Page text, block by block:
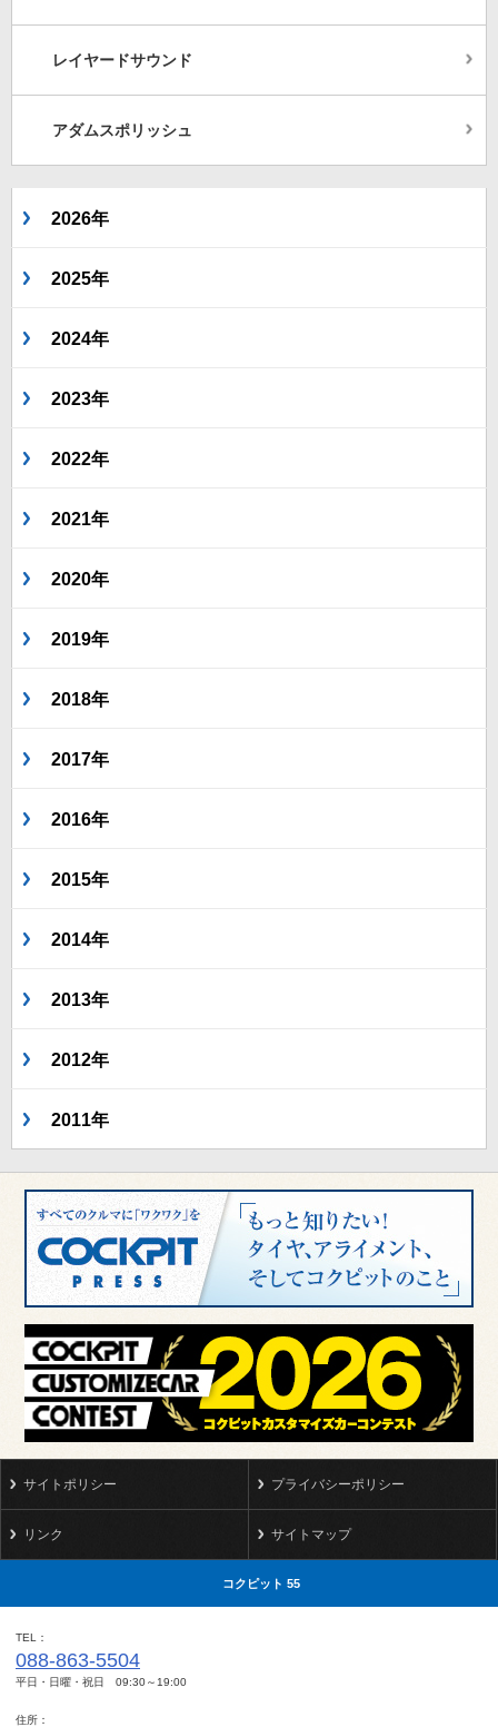
レイヤードサウンド
アダムスポリッシュ
2026年
2025年
2024年
2023年
2022年
2021年
2020年
2019年
2018年
2017年
2016年
2015年
2014年
2013年
2012年
2011年
サイトポリシー プライバシーポリシー
リンク サイトマップ
コクピット 55
TEL
088-863-5504
平日・日曜・祝日 09:30～19:00
住所